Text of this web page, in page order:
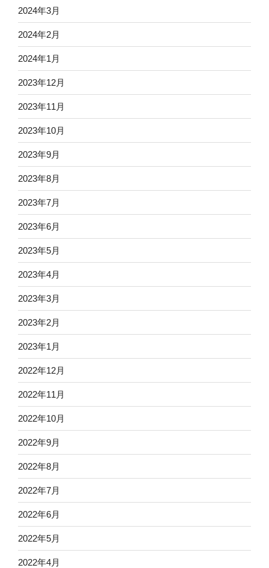
2024年3月
2024年2月
2024年1月
2023年12月
2023年11月
2023年10月
2023年9月
2023年8月
2023年7月
2023年6月
2023年5月
2023年4月
2023年3月
2023年2月
2023年1月
2022年12月
2022年11月
2022年10月
2022年9月
2022年8月
2022年7月
2022年6月
2022年5月
2022年4月